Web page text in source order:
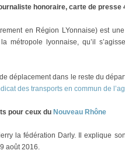
honoraire, carte de presse
en Région LYonnaise) est
métropole lyonnaise, qu’il
déplacement dans le reste du
des transports en commun de
pour ceux du Nouveau Rhône
la fédération Darly. Il explique
août 2016.